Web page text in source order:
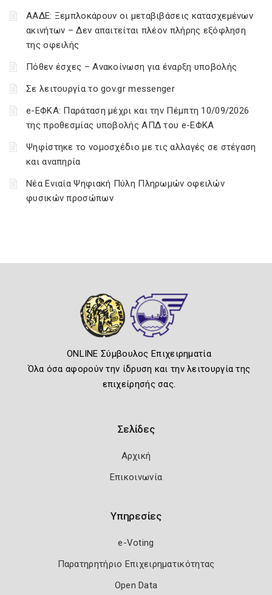
ΑΑΔΕ: Ξεμπλοκάρουν οι μεταβιβάσεις κατασχεμένων
ακινήτων – Δεν απαιτείται πλέον πλήρης εξόφληση
της οφειλής
Πόθεν έσχες – Ανακοίνωση για έναρξη υποβολής
Σε λειτουργία το gov.gr messenger
e-ΕΦΚΑ: Παράταση μέχρι και την Πέμπτη 10/09/2026
της προθεσμίας υποβολής ΑΠΔ του e-ΕΦΚΑ
Ψηφίστηκε το νομοσχέδιο με τις αλλαγές σε στέγαση
και αναπηρία
Νέα Ενιαία Ψηφιακή Πύλη Πληρωμών οφειλών
φυσικών προσώπων
ONLINE Σύμβουλος Επιχειρηματία
Όλα όσα αφορούν την ίδρυση και την λειτουργία της
επιχείρησής σας.
Σελίδες
Αρχική
Επικοινωνία
Υπηρεσίες
e-Voting
Παρατηρητήριο Επιχειρηματικότητας
Open Data